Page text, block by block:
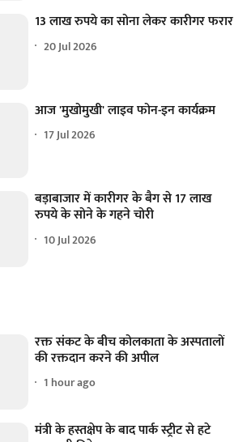
13 लाख रुपये का सोना लेकर कारीगर फरार
20 Jul 2026
आज 'मुखोमुखी' लाइव फोन-इन कार्यक्रम
17 Jul 2026
बड़ाबाजार में कारीगर के बैग से 17 लाख
रुपये के सोने के गहने चोरी
10 Jul 2026
रक्त संकट के बीच कोलकाता के अस्पतालों
की रक्तदान करने की अपील
1 hour ago
मंत्री के हस्तक्षेप के बाद पार्क स्ट्रीट से हटे